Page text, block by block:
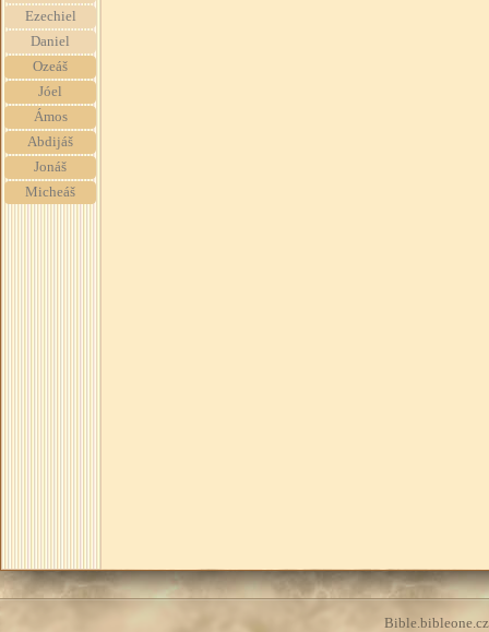
Ezechiel
Daniel
Ozeáš
Jóel
Ámos
Abdijáš
Jonáš
Micheáš